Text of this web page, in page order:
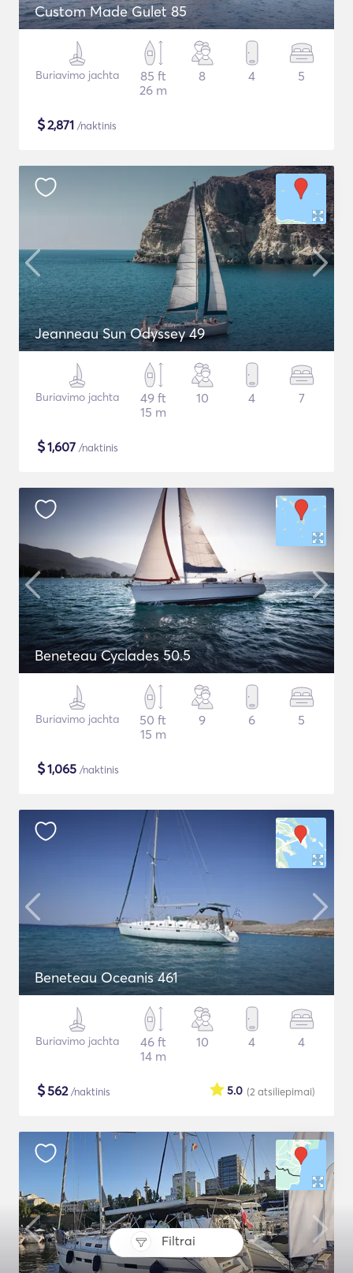
Filtrai
Custom Made Gulet 85
Buriavimo jachta
85 ft
26 m
8 4 5
$2,871 /naktinis
Jeanneau Sun Odyssey 49
Buriavimo jachta
49 ft
15 m
10 4 7
$1,607 /naktinis
Beneteau Cyclades 50.5
Buriavimo jachta
50 ft
15 m
9 6 5
$1,065 /naktinis
Beneteau Oceanis 461
Buriavimo jachta
46 ft
14 m
10 4 4
$562/naktinis (2 atsiliepimai)
5.0